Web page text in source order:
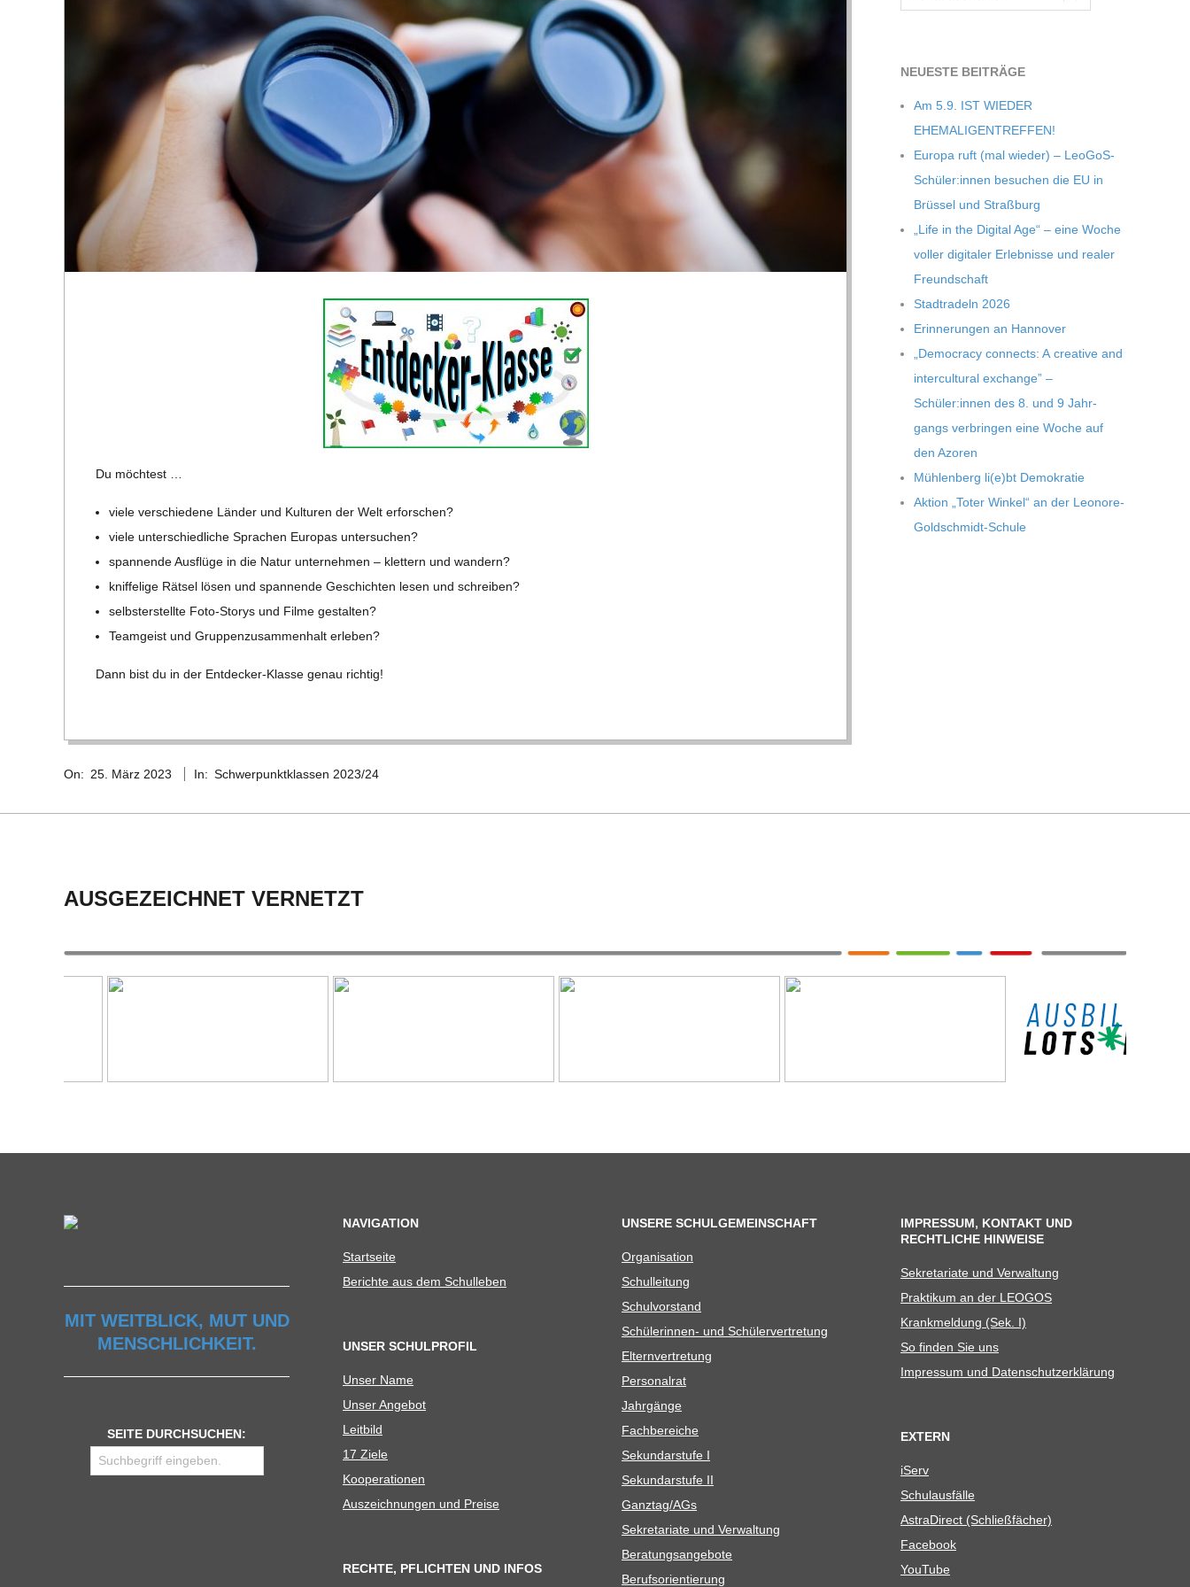
R
E
G
O
L
H
M
D
S
C
U
L
Du möch­test …
viele ver­schie­dene Län­der und Kul­tu­ren der Welt erforschen?
viele unter­schied­li­che Spra­chen Euro­pas untersuchen?
span­nende Aus­flüge in die Natur unter­neh­men – klet­tern und wandern?
knif­fe­lige Rät­sel lösen und span­nende Geschich­ten lesen und schreiben?
selbst­er­stellte Foto-Sto­rys und Filme gestalten?
Team­geist und Grup­pen­zu­sam­men­halt erleben?
Dann bist du in der Ent­de­cker-Klasse genau richtig!
03-
On: 25. März 2023 In: Schwerpunktklassen 2023/24
NEU­ESTE BEITRÄGE
Am 5.9. IST WIEDER
EHEMALIGENTREFFEN!
Europa ruft (mal wie­der) – LeoGoS-
Schüler:innen besu­chen die EU in
Brüs­sel und Straßburg
„Life in the Digi­tal Age“ – eine Woche
vol­ler digi­ta­ler Erleb­nisse und rea­ler
Freundschaft
Stadt­ra­deln 2026
Erin­ne­run­gen an Hannover
„Demo­cracy con­nects: A crea­tive and
inter­cul­tu­ral exch­ange” –
Schüler:innen des 8. und 9 Jahr­
gangs ver­brin­gen eine Woche auf
den Azoren
Müh­len­berg li(e)bt Demokratie
Aktion „Toter Win­kel“ an der Leonore-
Goldschmidt-Schule
AUSGEZEICHNET VERNETZT
MIT WEITBLICK, MUT UND
MENSCHLICHKEIT.
SEITE DURCHSUCHEN:
NAVIGATION
Start­seite
Berichte aus dem Schulleben
UNSER SCHULPROFIL
Unser Name
Unser Ange­bot
Leit­bild
17 Ziele
Koope­ra­tio­nen
Aus­zeich­nun­gen und Preise
RECHTE, PFLICHTEN UND INFOS
UNSERE SCHULGEMEINSCHAFT
Orga­ni­sa­tion
Schul­lei­tung
Schul­vor­stand
Schü­le­rin­nen- und Schülervertretung
Eltern­ver­tre­tung
Per­so­nal­rat
Jahr­gänge
Fach­be­rei­che
Sekun­dar­stufe I
Sekun­dar­stufe II
Ganztag/​​AGs
Sekre­ta­riate und Verwaltung
Bera­tungs­an­ge­bote
Berufs­ori­en­tie­rung
IMPRESSUM, KONTAKT UND
RECHTLICHE HINWEISE
Sekre­ta­riate und Verwaltung
Prak­ti­kum an der LEOGOS
Krank­mel­dung (Sek. I)
So fin­den Sie uns
Impres­sum und Datenschutzerklärung
EXTERN
iServ
Schul­aus­fälle
Astra­Di­rect (Schließ­fä­cher)
Face­book
You­Tube